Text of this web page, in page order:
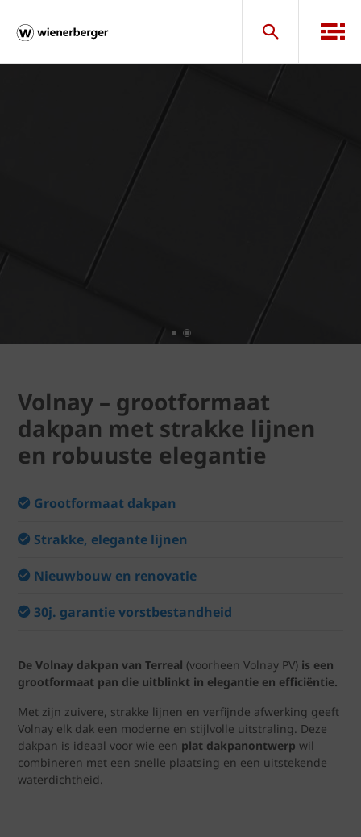
Volnay – grootformaat
dakpan met strakke lijnen
en robuuste elegantie
Grootformaat dakpan
Strakke, elegante lijnen
Nieuwbouw en renovatie
30j. garantie vorstbestandheid
De Volnay dakpan van Terreal (voorheen Volnay PV) is een
grootformaat pan die uitblinkt in elegantie en efficiëntie.
Met zijn zuivere, strakke lijnen en verfijnde afwerking geeft
Volnay elk dak een moderne en stijlvolle uitstraling. Deze
dakpan is ideaal voor wie een plat dakpanontwerp wil
combineren met een snelle plaatsing en een uitstekende
waterdichtheid.